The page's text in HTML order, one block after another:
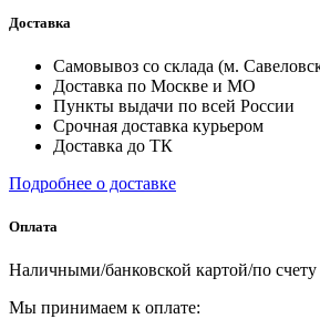
Доставка
Самовывоз со склада (м.
Доставка по Москве и МО
Пункты выдачи по всей России
Срочная доставка курьером
Доставка до ТК
Подробнее о доставке
Оплата
Наличными/банковской картой/по счету
Мы принимаем к оплате: